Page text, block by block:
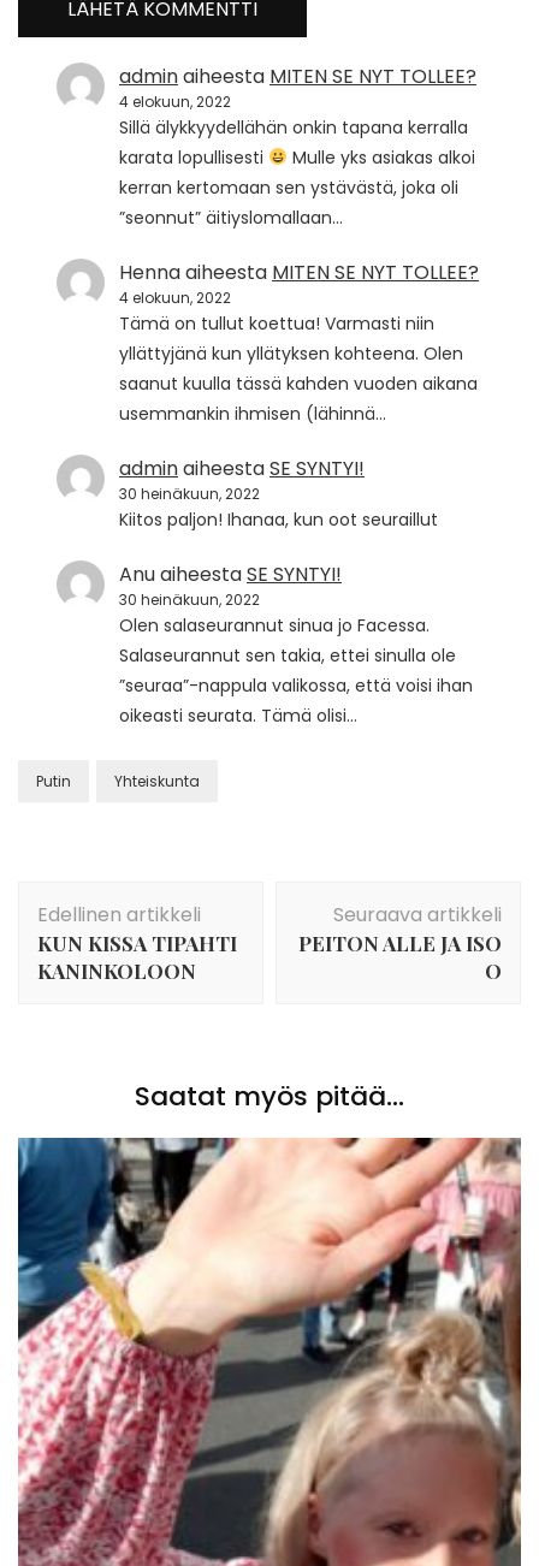
adminaiheesta MITEN SE NYT TOLLEE?
4 elokuun, 2022
Sillä älykkyydellähän onkin tapana kerralla
karata lopullisesti
Mulle yks asiakas alkoi
kerran kertomaan sen ystävästä, joka oli
”seonnut” äitiyslomallaan…
Hennaaiheesta MITEN SE NYT TOLLEE?
4 elokuun, 2022
Tämä on tullut koettua! Varmasti niin
yllättyjänä kun yllätyksen kohteena. Olen
saanut kuulla tässä kahden vuoden aikana
usemmankin ihmisen (lähinnä…
adminaiheestaSE SYNTYI!
30 heinäkuun, 2022
Kiitos paljon! Ihanaa, kun oot seuraillut
AnuaiheestaSE SYNTYI!
30 heinäkuun, 2022
Olen salaseurannut sinua jo Facessa.
Salaseurannut sen takia, ettei sinulla ole
”seuraa”-nappula valikossa, että voisi ihan
oikeasti seurata. Tämä olisi…
Putin Yhteiskunta
selaus
Edellinen artikkeli
KUN KISSA TIPAHTI
KANINKOLOON
Seuraava artikkeli
PEITON ALLE JA ISO
O
Saatat myös pitää...